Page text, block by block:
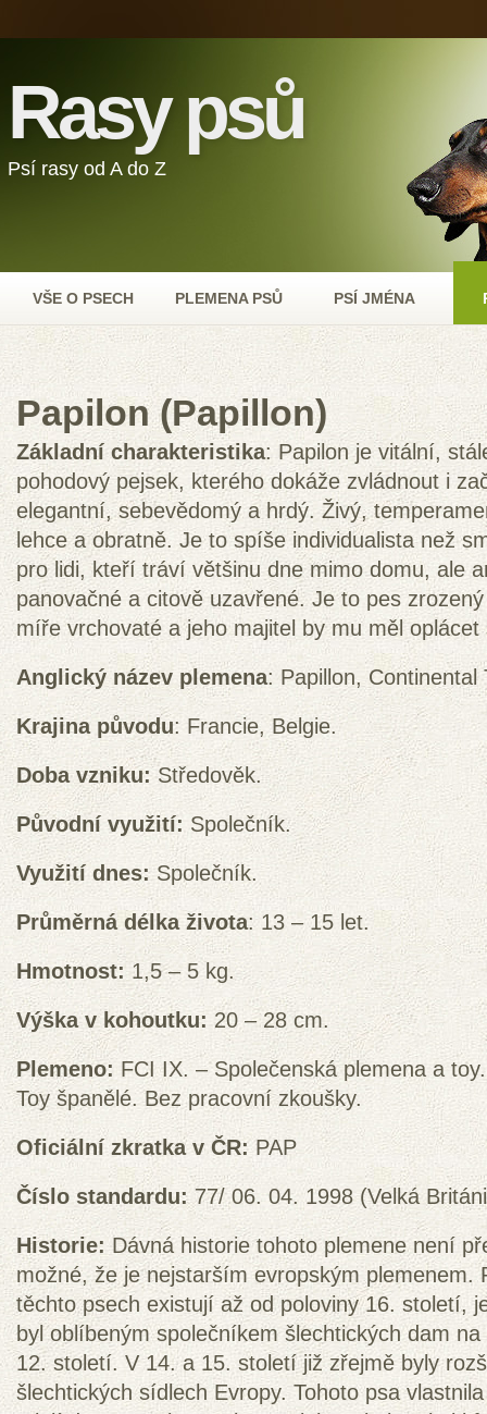
Rasy psů
Psí rasy od A do Z
VŠE O PSECH PLEMENA PSŮ PSÍ JMÉNA
Papilon (Papillon)
Základní charakteristika: Papilon je vitální,
pohodový pejsek, kterého dokáže zvládnout i
elegantní, sebevědomý a hrdý. Živý,
lehce a obratně. Je to spíše individualista než
pro lidi, kteří tráví většinu dne mimo domu, ale
panovačné a citově uzavřené. Je to pes
míře vrchovaté a jeho majitel by mu měl oplácet
Anglický název plemena: Papillon, Continental
Krajina původu: Francie, Belgie.
Doba vzniku:Středověk.
Původní využití: Společník.
Využití dnes:Společník.
Průměrná délka života: 13 – 15 let.
Hmotnost: 1,5 – 5 kg.
Výška v kohoutku: 20 – 28 cm.
Plemeno: FCI IX. – Společenská plemena a
Toy španělé. Bez pracovní zkoušky.
Oficiální zkratka v ČR: PAP
Číslo standardu: 77/ 06. 04. 1998 (Velká
Historie: Dávná historie tohoto plemene není
možné, že je nejstarším evropským plemenem.
těchto psech existují až od poloviny 16. století,
byl oblíbeným společníkem šlechtických dam
12. století. V 14. a 15. století již zřejmě byly
šlechtických sídlech Evropy. Tohoto psa